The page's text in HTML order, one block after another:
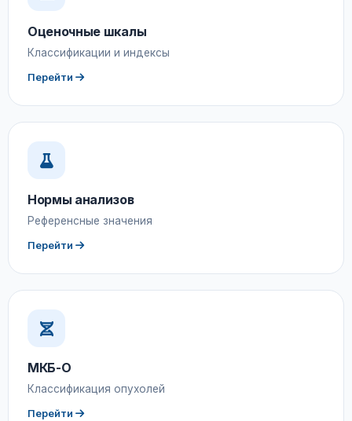
Оценочные шкалы
Классификации и индексы
Перейти
Нормы анализов
Референсные значения
Перейти
МКБ-О
Классификация опухолей
Перейти